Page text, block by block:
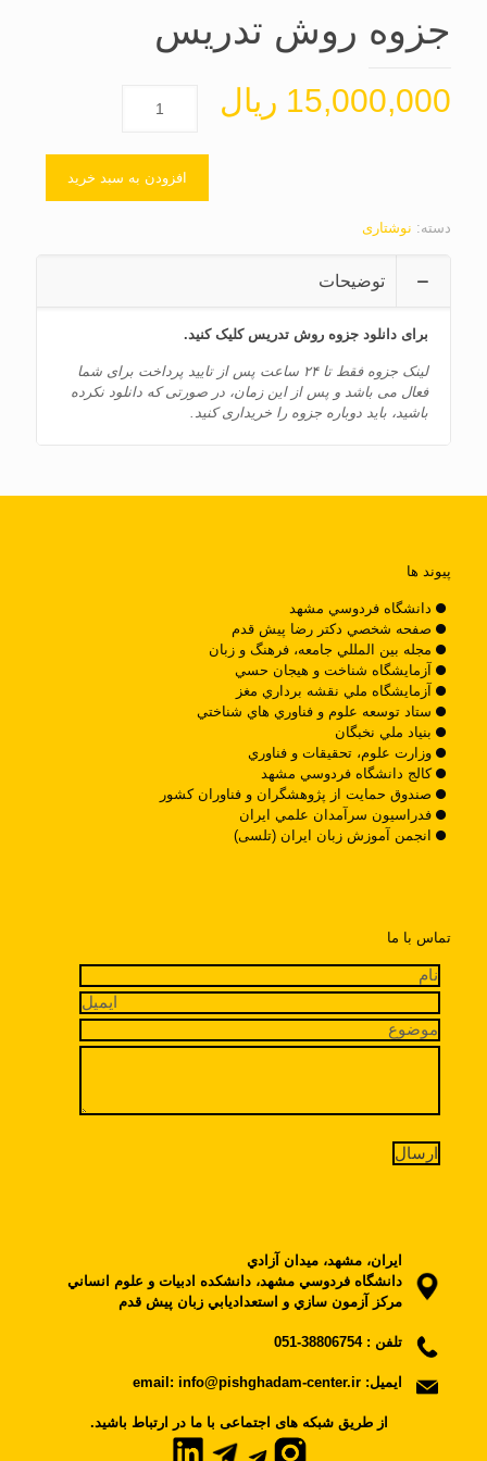
جزوه روش تدریس
15,000,000 ریال
افزودن به سبد خرید
دسته: نوشتاری
توضیحات
برای دانلود جزوه روش تدریس کلیک کنید.
لینک جزوه فقط تا ۲۴ ساعت پس از تایید پرداخت برای شما
فعال می باشد و پس از این زمان، در صورتی که دانلود نکرده
باشید، باید دوباره جزوه را خریداری کنید.
پیوند ها
دانشگاه فردوسي مشهد
صفحه شخصي دکتر رضا پيش قدم
مجله بين المللي جامعه، فرهنگ و زبان
آزمايشگاه شناخت و هيجان حسي
آزمايشگاه ملي نقشه برداري مغز
ستاد توسعه علوم و فناوري هاي شناختي
بنياد ملي نخبگان
وزارت علوم، تحقيقات و فناوري
کالج دانشگاه فردوسي مشهد
صندوق حمايت از پژوهشگران و فناوران کشور
فدراسيون سرآمدان علمي ايران
انجمن آموزش زبان ایران (تلسی)
تماس با ما
ايران، مشهد، ميدان آزادي
دانشگاه فردوسي مشهد، دانشکده ادبيات و علوم انساني
مرکز آزمون سازي و استعداديابي زبان پيش قدم
تلفن :38806754-051
ایمیل: email: info@pishghadam-center.ir
.از طریق شبکه های اجتماعی با ما در ارتباط باشید